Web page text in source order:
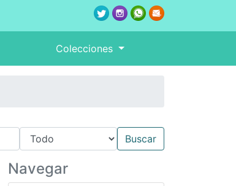
Colecciones
Navegar